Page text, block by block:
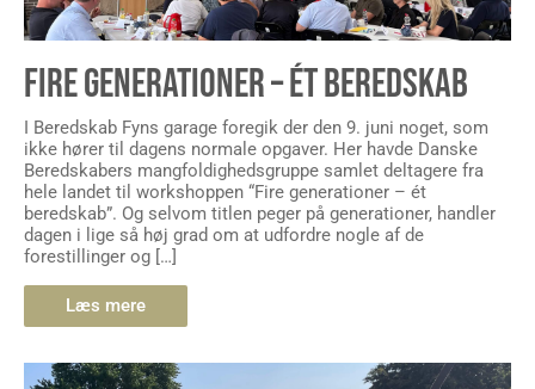
FIRE GENERATIONER – ÉT BEREDSKAB
I Beredskab Fyns garage foregik der den 9. juni noget, som
ikke hører til dagens normale opgaver. Her havde Danske
Beredskabers mangfoldighedsgruppe samlet deltagere fra
hele landet til workshoppen “Fire generationer – ét
beredskab”. Og selvom titlen peger på generationer, handler
dagen i lige så høj grad om at udfordre nogle af de
forestillinger og […]
Læs mere